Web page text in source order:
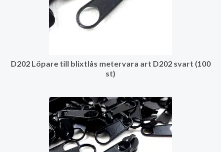
D202 Löpare till blixtlås metervara art D202 svart (100
st)